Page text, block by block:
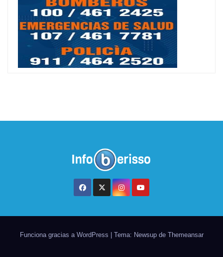
Funciona gracias a WordPress | Tema: Newsup de Themeansar